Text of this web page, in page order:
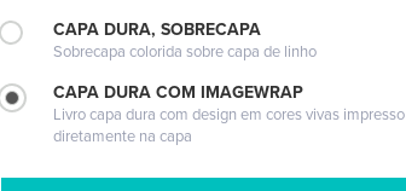
CAPA DURA, SOBRECAPA
Sobrecapa colorida sobre capa de linho
CAPA DURA COM IMAGEWRAP
Livro capa dura com design em cores vivas impresso
diretamente na capa